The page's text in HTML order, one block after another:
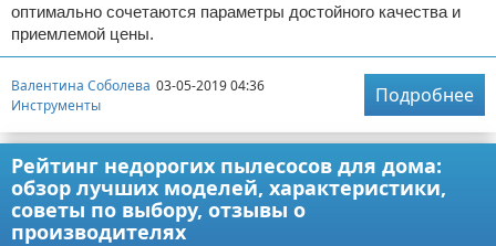
оптимально сочетаются параметры достойного качества и
приемлемой цены.
Валентина Соболева 03-05-2019 04:36
Инструменты
Подробнее
Рейтинг недорогих пылесосов для дома:
обзор лучших моделей, характеристики,
советы по выбору, отзывы о
производителях